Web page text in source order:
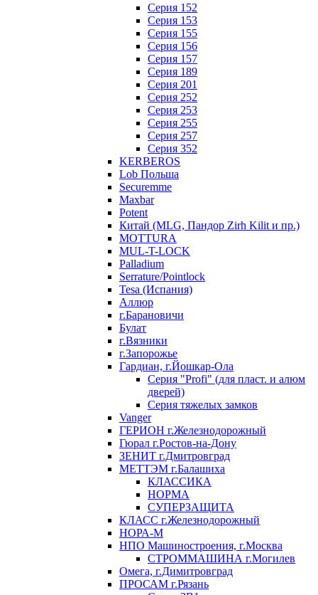
Серия 152
Серия 153
Серия 155
Серия 156
Серия 157
Серия 189
Серия 201
Серия 252
Серия 253
Серия 255
Серия 257
Серия 352
KERBEROS
Lob Польша
Securemme
Maxbar
Potent
Китай (MLG, Пандор Zirh Kilit и пр.)
MOTTURA
MUL-T-LOCK
Palladium
Serrature/Pointlock
Tesa (Испания)
Аллюр
г.Барановичи
Булат
г.Вязники
г.Запорожье
Гардиан, г.Йошкар-Ола
Серия "Profi" (для пласт. и алюм
дверей)
Серия тяжелых замков
Vanger
ГЕРИОН г.Железнодорожный
Гюрал г.Ростов-на-Дону
ЗЕНИТ г.Дмитровград
МЕТТЭМ г.Балашиха
КЛАССИКА
НОРМА
СУПЕРЗАЩИТА
КЛАСС г.Железнодорожный
НОРА-М
НПО Машиностроения, г.Москва
СТРОММАШИНА г.Могилев
Омега, г.Димитровград
ПРОСАМ г.Рязань